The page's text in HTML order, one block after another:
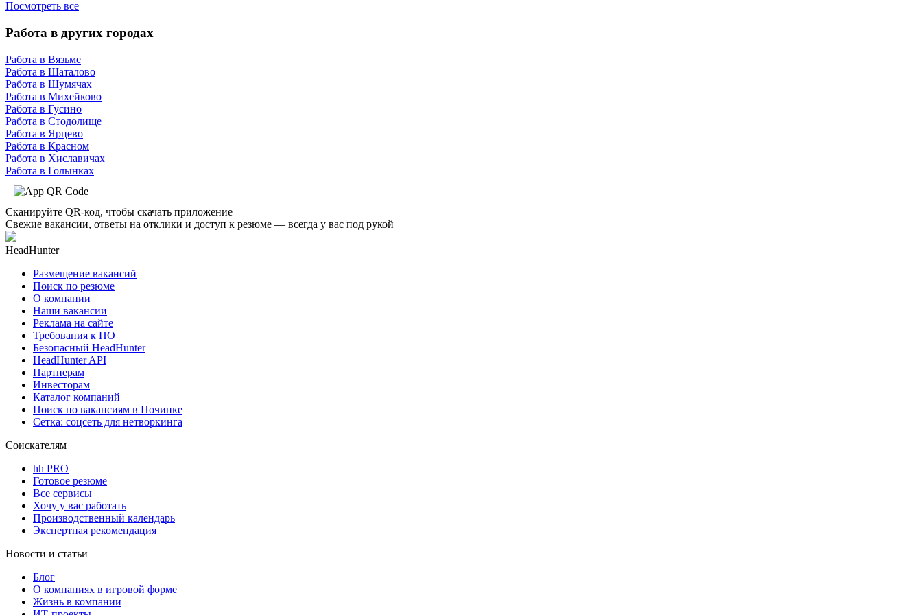
Посмотреть все
Работа в других городах
Работа в Вязьме
Работа в Шаталово
Работа в Шумячах
Работа в Михейково
Работа в Гусино
Работа в Стодолище
Работа в Ярцево
Работа в Красном
Работа в Хиславичах
Работа в Голынках
Сканируйте QR-код, чтобы скачать приложение
Свежие вакансии, ответы на отклики и доступ к резюме — всегда у вас под рукой
HeadHunter
Размещение вакансий
Поиск по резюме
О компании
Наши вакансии
Реклама на сайте
Требования к ПО
Безопасный HeadHunter
HeadHunter API
Партнерам
Инвесторам
Каталог компаний
Поиск по вакансиям в Починке
Сетка: соцсеть для нетворкинга
Соискателям
hh PRO
Готовое резюме
Все сервисы
Хочу у вас работать
Производственный календарь
Экспертная рекомендация
Новости и статьи
Блог
О компаниях в игровой форме
Жизнь в компании